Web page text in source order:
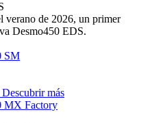
verano de 2026, un primer
Desmo450 EDS.
SM
Descubrir más
MX Factory